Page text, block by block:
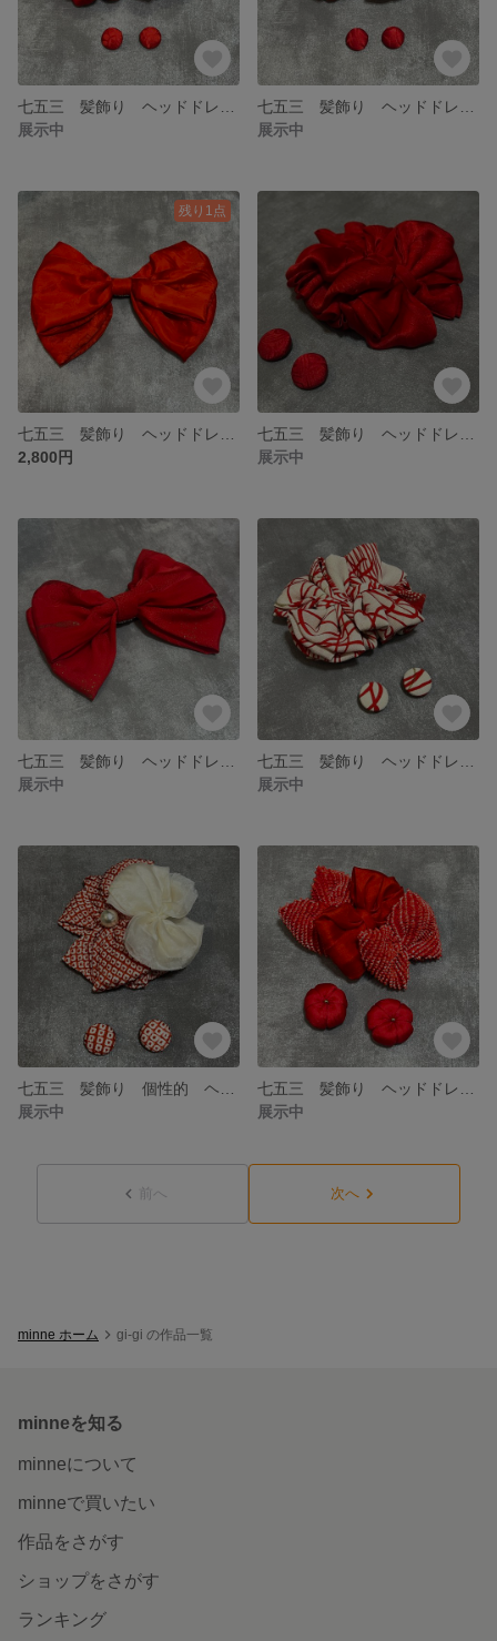
展示中
展示中
残り1点
2,800円
展示中
展示中
展示中
展示中
展示中
前へ 次へ
minne ホーム gi-gi の作品一覧
minneを知る
minneについて
minneで買いたい
作品をさがす
ショップをさがす
ランキング